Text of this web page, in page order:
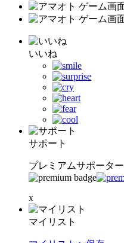
いいね
サポート
プレミアムサポーター
x
マイリスト